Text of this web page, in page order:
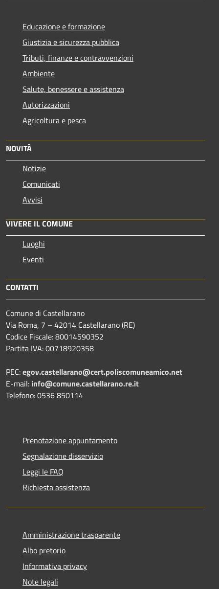
Educazione e formazione
Giustizia e sicurezza pubblica
Tributi, finanze e contravvenzioni
Ambiente
Salute, benessere e assistenza
Autorizzazioni
Agricoltura e pesca
NOVITÀ
Notizie
Comunicati
Avvisi
VIVERE IL COMUNE
Luoghi
Eventi
CONTATTI
Comune di Castellarano
Via Roma, 7 – 42014 Castellarano (RE)
Codice Fiscale: 80014590352
Partita IVA: 00718920358
PEC:egov.castellarano@cert.poliscomuneamico.net
E-mail: info@comune.castellarano.re.it
Telefono: 0536 850114
Prenotazione appuntamento
Segnalazione disservizio
Leggi le FAQ
Richiesta assistenza
Amministrazione trasparente
Albo pretorio
Informativa privacy
Note legali